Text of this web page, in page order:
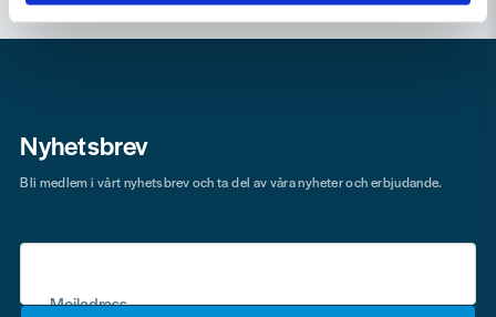
Nyhetsbrev
Mejladress
Bli medlem i vårt nyhetsbrev och ta del av våra nyheter och erbjudande.